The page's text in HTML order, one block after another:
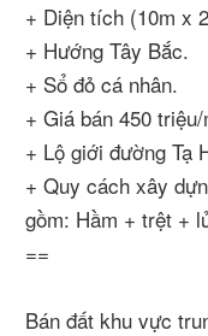
+ Diện tích (10m x
+ Hướng Tây Bắc.
+ Sổ đỏ cá nhân.
+ Giá bán 450
+ Lộ giới đường Tạ
+ Quy cách xây
gồm: Hầm + trệt +
==
Bán đất khu vực